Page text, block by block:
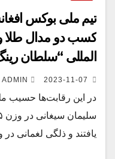
تیم ملی بوکس
کسب دو مدال طلا
المللی “سلطان
2023-11-07
ADMIN
یافتند و ذلگی لغمانی در وزن ۶۳.۵